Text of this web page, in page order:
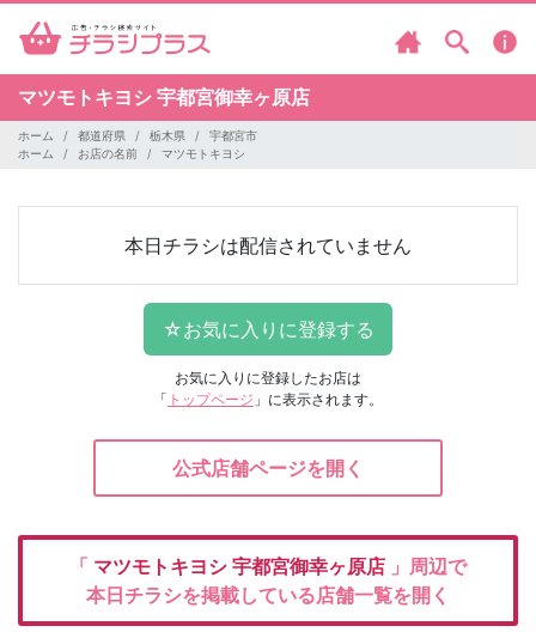
マツモトキヨシ 宇都宮御幸ヶ原店
ホーム 都道府県 栃木県
宇都宮市
ホーム
お店の名前 マツモトキヨシ
本日チラシは配信されていません
お気に入りに登録したお店は
「 トップページ 」に表示されます。
公式店舗ページを開く
「 マツモトキヨシ 宇都宮御幸ヶ原店 」周辺で
本日チラシを掲載している店舗一覧を開く